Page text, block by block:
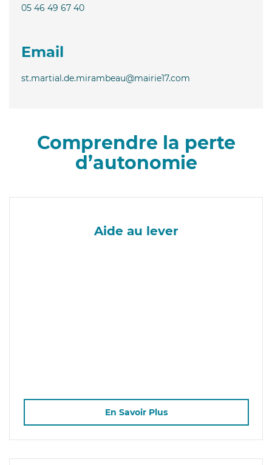
05 46 49 67 40
Email
st.martial.de.mirambeau@mairie17.com
Comprendre la perte
d’autonomie
Aide au lever
En Savoir Plus